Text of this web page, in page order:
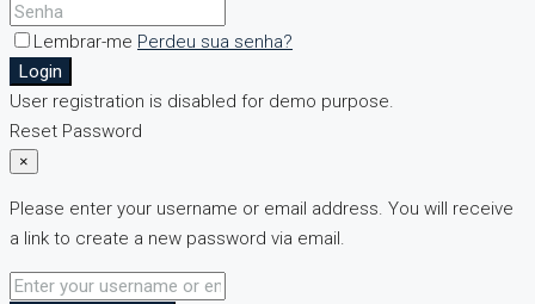
Lembrar-me Perdeu sua senha?
Login
User registration is disabled for demo purpose.
Reset Password
×
Please enter your username or email address. You will receive
a link to create a new password via email.